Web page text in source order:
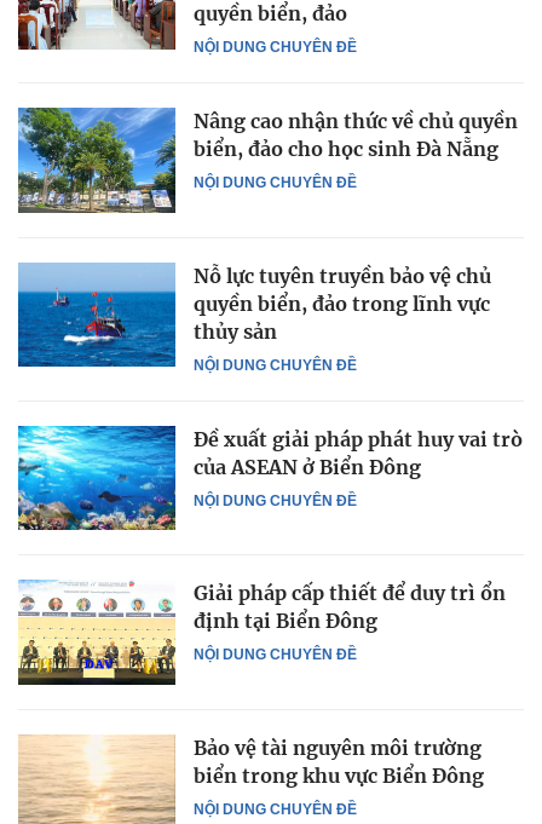
NỘI DUNG CHUYÊN ĐỀ
quyền biển, đảo
NỘI DUNG CHUYÊN ĐỀ
Nâng cao nhận thức về chủ quyền
biển, đảo cho học sinh Đà Nẵng
NỘI DUNG CHUYÊN ĐỀ
Nỗ lực tuyên truyền bảo vệ chủ
quyền biển, đảo trong lĩnh vực
thủy sản
NỘI DUNG CHUYÊN ĐỀ
Đề xuất giải pháp phát huy vai trò
của ASEAN ở Biển Đông
NỘI DUNG CHUYÊN ĐỀ
Giải pháp cấp thiết để duy trì ổn
định tại Biển Đông
NỘI DUNG CHUYÊN ĐỀ
Bảo vệ tài nguyên môi trường
biển trong khu vực Biển Đông